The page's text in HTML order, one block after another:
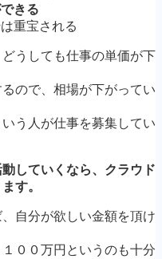
きる
は重宝される
うしても仕事の単価が下
ので、相場が下がってい
いう人が仕事を募集してい
していくなら、クラウド
す。
自分が欲しい金額を頂け
００万円というのも十分